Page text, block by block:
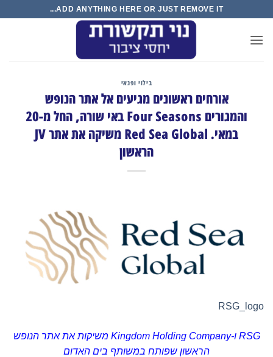
ADD ANYTHING HERE OR JUST REMOVE IT...
בילוי ופנאי
אורחים ראשונים מגיעים אל אתר הנופש
והמגורים Four Seasons באי שורה, החל מ-20
במאי. Red Sea Global משיקה את אתר JV
הראשון
RSG ו-Kingdom Holding Company משיקות את אתר הנופש
הראשון שפותח במשותף בים האדום